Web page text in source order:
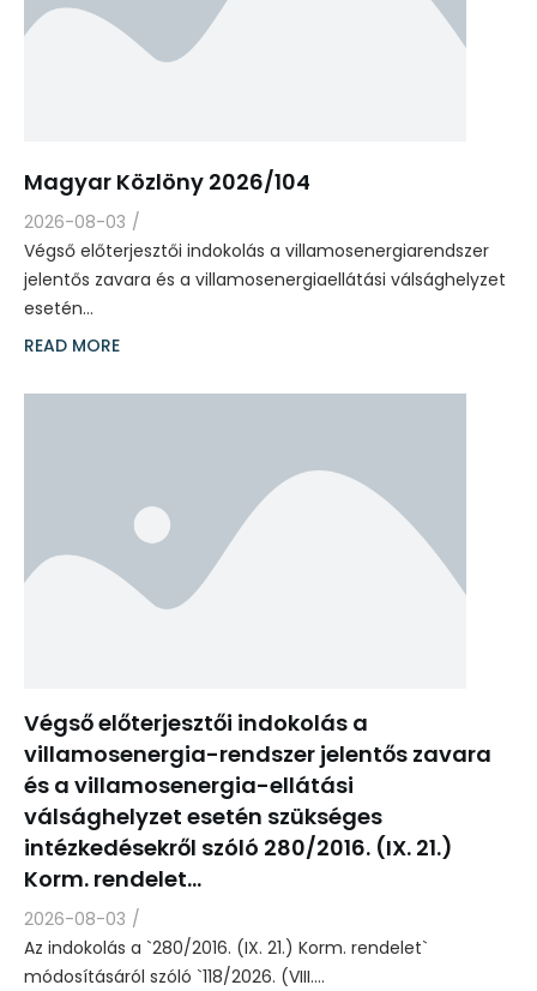
Magyar Közlöny 2026/104
2026-08-03 /
Végső előterjesztői indokolás a villamosenergiarendszer
jelentős zavara és a villamosenergiaellátási válsághelyzet
esetén…
READ MORE
Végső előterjesztői indokolás a
villamosenergia-rendszer jelentős zavara
és a villamosenergia-ellátási
válsághelyzet esetén szükséges
intézkedésekről szóló 280/2016. (IX. 21.)
Korm. rendelet…
2026-08-03 /
Az indokolás a `280/2016. (IX. 21.) Korm. rendelet`
módosításáról szóló `118/2026. (VIII.…